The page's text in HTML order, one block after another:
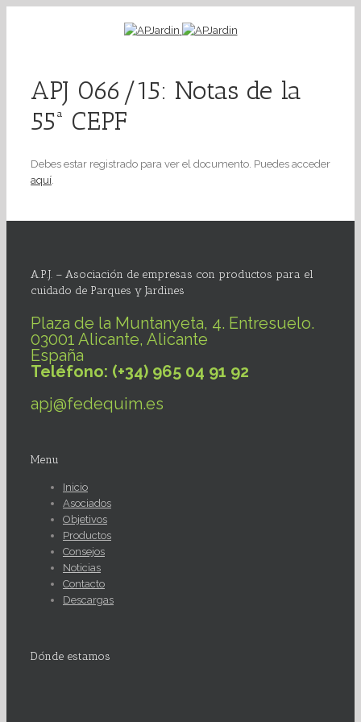
APJ 066/15: Notas de la
55ª CEPF
Debes estar registrado para ver el documento. Puedes acceder
aquí.
A.P.J. – Asociación de empresas con productos para el
cuidado de Parques y Jardines
Plaza de la Muntanyeta, 4. Entresuelo.
03001 Alicante, Alicante
España
Teléfono: (+34) 965 04 91 92
apj@fedequim.es
Menu
Inicio
Asociados
Objetivos
Productos
Consejos
Noticias
Contacto
Descargas
Dónde estamos